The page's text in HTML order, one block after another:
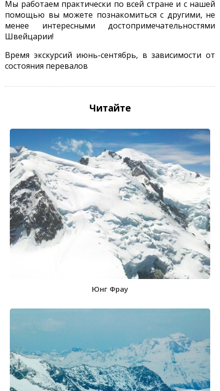
Мы работаем практически по всей стране и с нашей
помощью вы можете познакомиться с другими, не
менее интересными достопримечательностями
Швейцарии!
Время экскурсий июнь-сентябрь, в зависимости от
состояния перевалов
Читайте
Юнг Фрау